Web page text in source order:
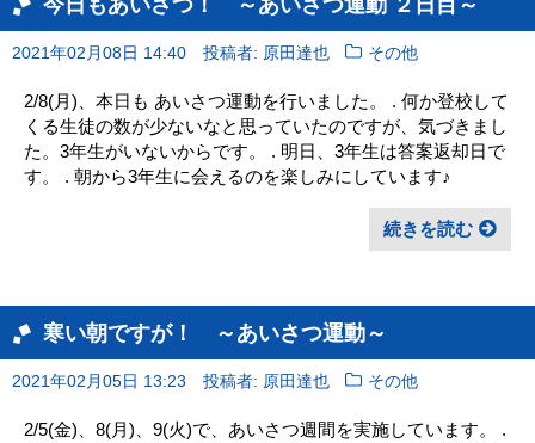
2021年02月08日 14:40 投稿者: 原田達也 その他
2/8(月)、本日も あいさつ運動を行いました。 . 何か登校して
くる生徒の数が少ないなと思っていたのですが、気づきまし
た。3年生がいないからです。 . 明日、3年生は答案返却日で
す。 . 朝から3年生に会えるのを楽しみにしています♪
続きを読む
寒い朝ですが！ ～あいさつ運動～
2021年02月05日 13:23 投稿者: 原田達也 その他
2/5(金)、8(月)、9(火)で、あいさつ週間を実施しています。 .